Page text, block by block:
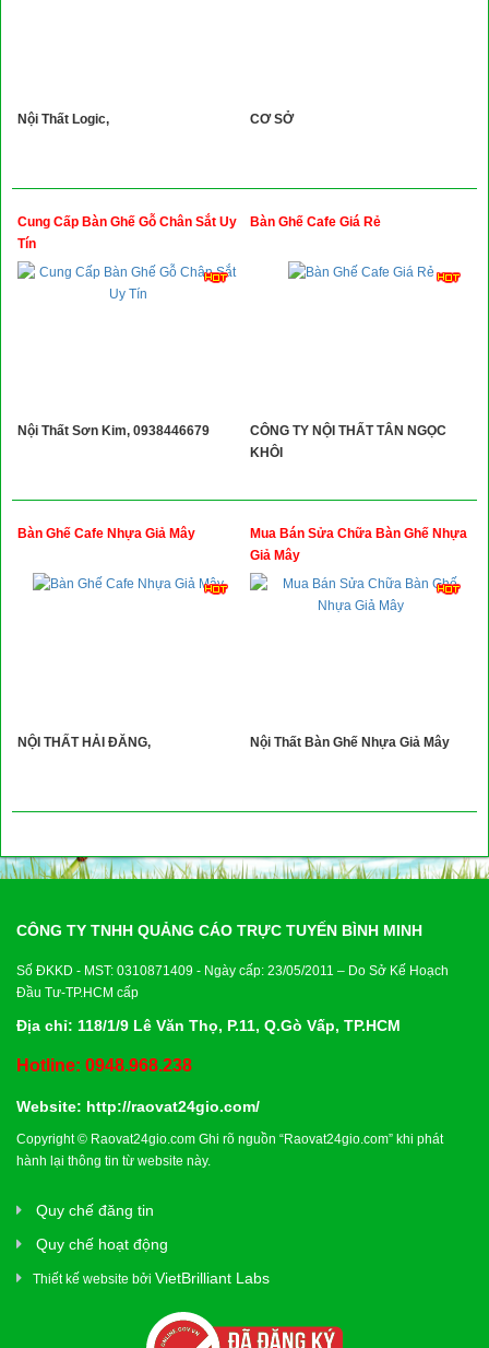
Nội Thất Logic, CƠ SỞ
Cung Cấp Bàn Ghế Gỗ Chân Sắt Uy
Tín
Nội Thất Sơn Kim, 0938446679
Bàn Ghế Cafe Giá Rẻ
CÔNG TY NỘI THẤT TÂN NGỌC
KHÔI
Bàn Ghế Cafe Nhựa Giả Mây
NỘI THẤT HẢI ĐĂNG,
Mua Bán Sửa Chữa Bàn Ghế Nhựa
Giả Mây
Nội Thất Bàn Ghế Nhựa Giả Mây
CÔNG TY TNHH QUẢNG CÁO TRỰC TUYẾN BÌNH MINH
Số ĐKKD - MST: 0310871409 - Ngày cấp: 23/05/2011 – Do Sở Kế Hoạch
Đầu Tư-TP.HCM cấp
Địa chỉ: 118/1/9 Lê Văn Thọ, P.11, Q.Gò Vấp, TP.HCM
Hotline: 0948.968.238
Website: http://raovat24gio.com/
Copyright © Raovat24gio.com Ghi rõ nguồn “Raovat24gio.com” khi phát
hành lại thông tin từ website này.
Quy chế đăng tin
Quy chế hoạt động
Thiết kế website bởi VietBrilliant Labs